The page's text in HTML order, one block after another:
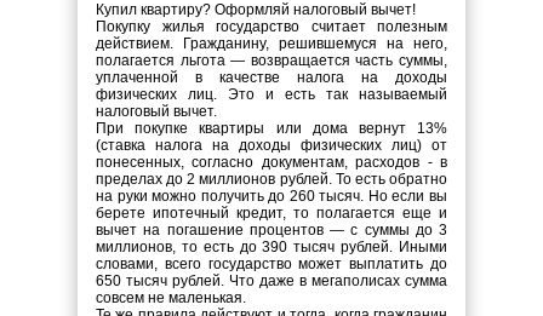
Купил квартиру? Оформляй налоговый вычет!
Покупку жилья государство считает полезным
действием. Гражданину, решившемуся на него,
полагается льгота — возвращается часть суммы,
уплаченной в качестве налога на доходы
физических лиц. Это и есть так называемый
налоговый вычет.
При покупке квартиры или дома вернут 13%
(ставка налога на доходы физических лиц) от
понесенных, согласно документам, расходов - в
пределах до 2 миллионов рублей. То есть обратно
на руки можно получить до 260 тысяч. Но если вы
берете ипотечный кредит, то полагается еще и
вычет на погашение процентов — с суммы до 3
миллионов, то есть до 390 тысяч рублей. Иными
словами, всего государство может выплатить до
650 тысяч рублей. Что даже в мегаполисах сумма
совсем не маленькая.